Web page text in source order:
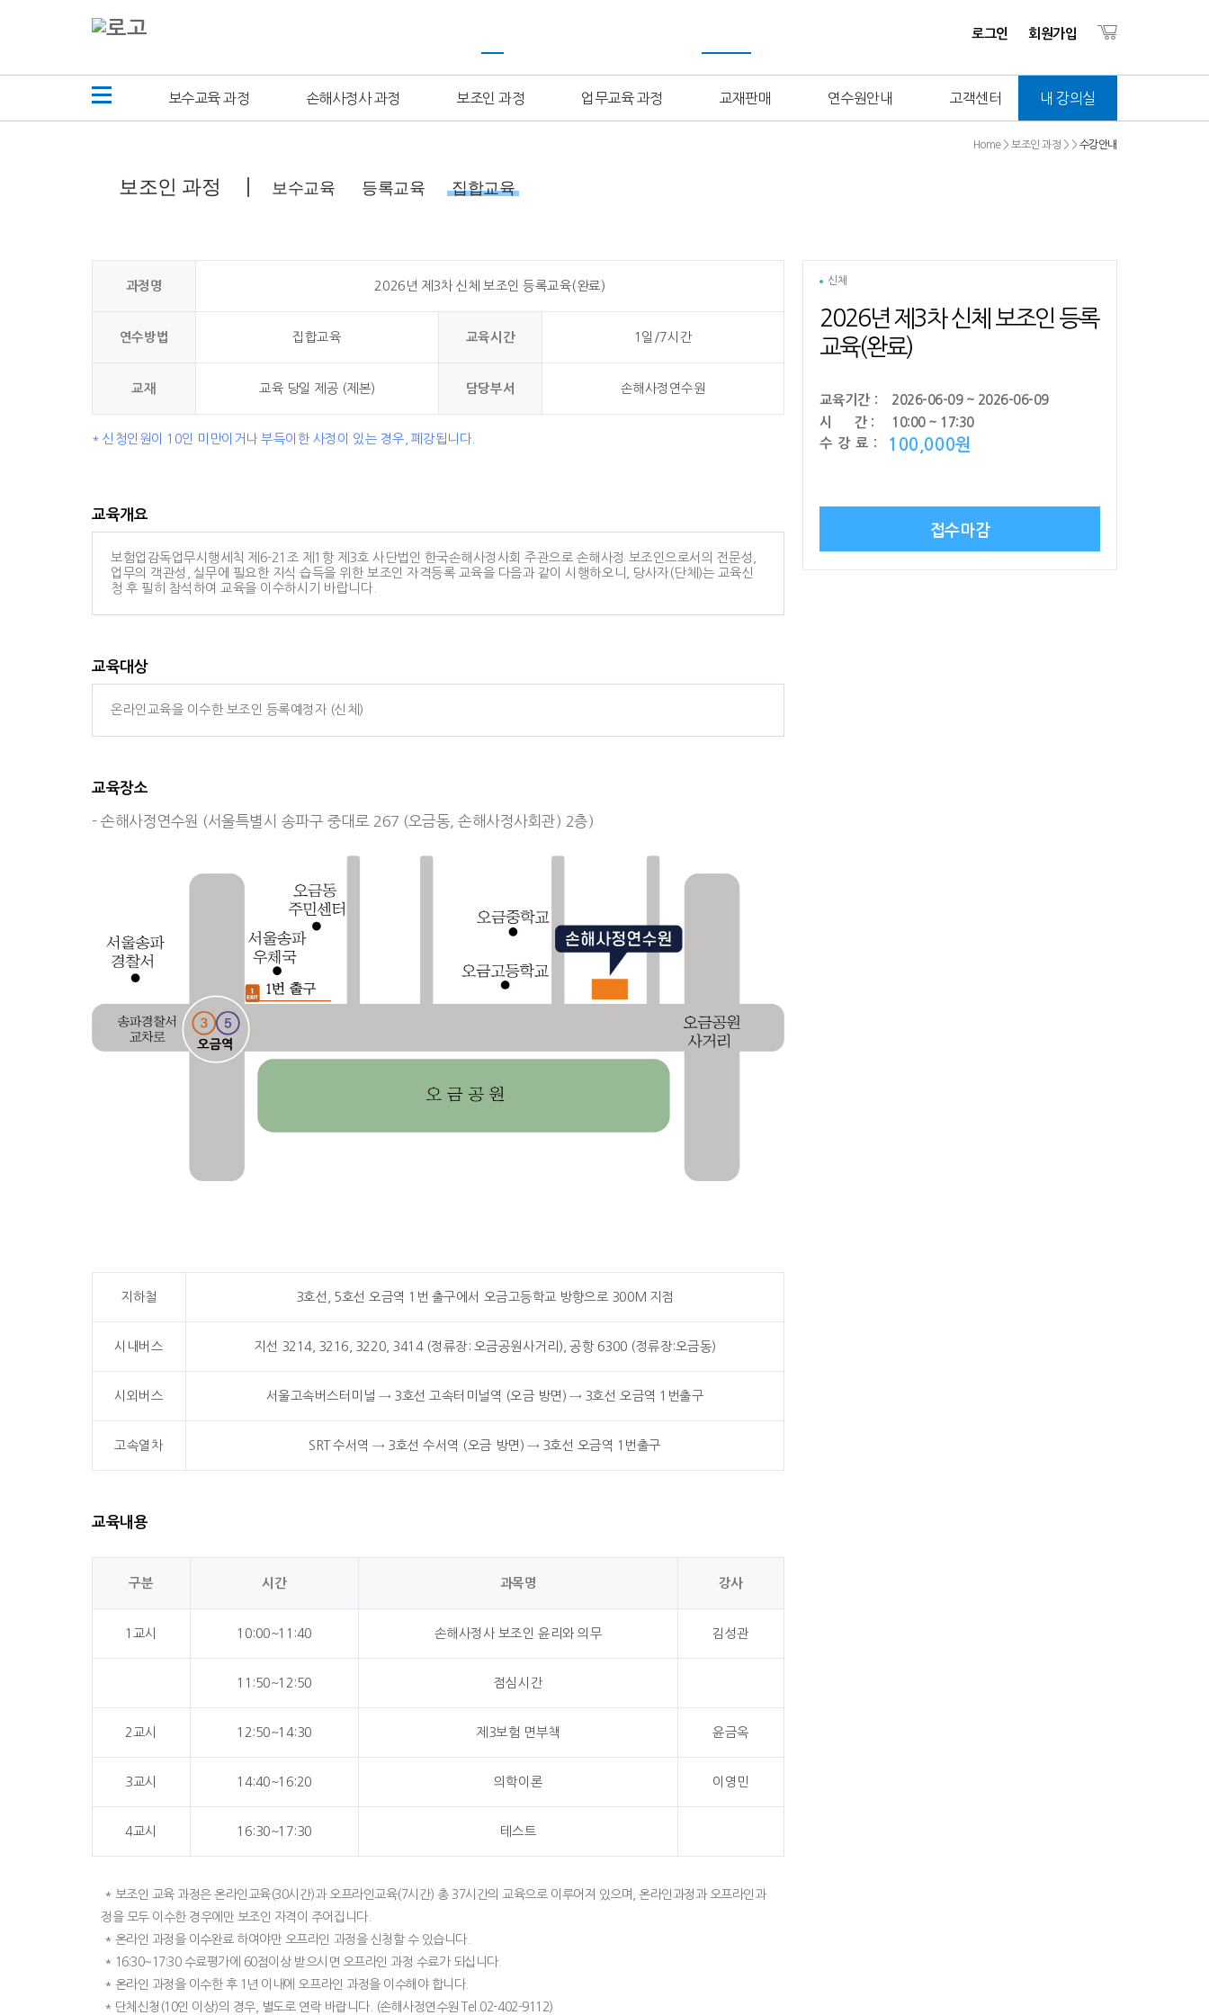
로그인 회원가입
내 강의실
보수교육 과정 손해사정사 과정 보조인 과정 업무교육 과정 교재판매 연수원안내 고객센터
Home > 보조인 과정 > > 수강안내
보조인 과정 보수교육 등록교육 집합교육
과정명 2026년 제3차 신체 보조인 등록교육(완료)
연수방법 집합교육 교육시간 1일/7시간
교재 교육 당일 제공 (제본) 담당부서 손해사정연수원
신체
2026년 제3차 신체 보조인 등록
교육(완료)
교육기간 :
2026-06-09 ~ 2026-06-09
시 간 :
10:00 ~ 17:30
수 강 료 :
100,000원
접수마감
* 신청인원이 10인 미만이거나 부득이한 사정이 있는 경우, 폐강됩니다.
교육개요
보험업감독업무시행세칙 제6-21조 제1항 제3호 사단법인 한국손해사정사회 주관으로 손해사정 보조인으로서의 전문성,
업무의 객관성, 실무에 필요한 지식 습득을 위한 보조인 자격등록 교육을 다음과 같이 시행하오니, 당사자(단체)는 교육신
청 후 필히 참석하여 교육을 이수하시기 바랍니다.
교육대상
온라인교육을 이수한 보조인 등록예정자 (신체)
교육장소
- 손해사정연수원 (서울특별시 송파구 중대로 267 (오금동, 손해사정사회관) 2층)
지하철 3호선, 5호선 오금역 1번 출구에서 오금고등학교 방향으로 300M 지점
시내버스 지선 3214, 3216, 3220, 3414 (정류장: 오금공원사거리), 공항 6300 (정류장:오금동)
시외버스 서울고속버스터미널 → 3호선 고속터미널역 (오금 방면) → 3호선 오금역 1번출구
고속열차 SRT 수서역 → 3호선 수서역 (오금 방면) → 3호선 오금역 1번출구
교육내용
구분 시간 과목명 강사
1교시 10:00~11:40 손해사정사 보조인 윤리와 의무 김성관
11:50~12:50 점심시간
2교시 12:50~14:30 제3보험 면부책 윤금옥
3교시 14:40~16:20 의학이론 이영민
4교시 16:30~17:30 테스트
* 보조인 교육 과정은 온라인교육(30시간)과 오프라인교육(7시간) 총 37시간의 교육으로 이루어져 있으며, 온라인과정과 오프라인과
정을 모두 이수한 경우에만 보조인 자격이 주어집니다.
* 온라인 과정을 이수완료 하여야만 오프라인 과정을 신청할 수 있습니다.
* 16:30~17:30 수료평가에 60점이상 받으시면 오프라인 과정 수료가 되십니다.
* 온라인 과정을 이수한 후 1년 이내에 오프라인 과정을 이수해야 합니다.
* 단체신청(10인 이상)의 경우, 별도로 연락 바랍니다. (손해사정연수원 Tel.02-402-9112)